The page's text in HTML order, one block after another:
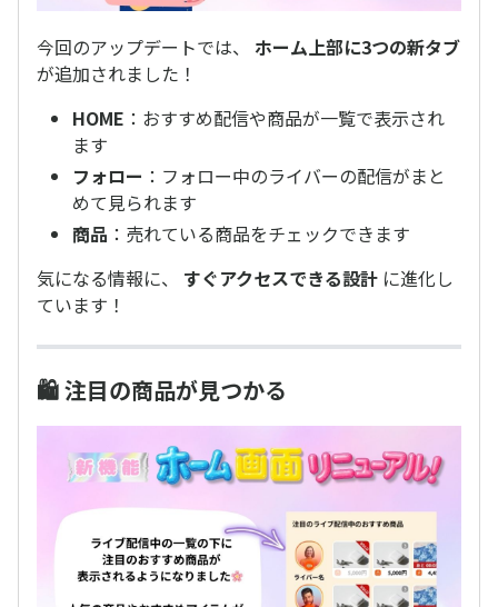
今回のアップデートでは、 ホーム上部に3つの新タブ
が追加されました！
HOME ：おすすめ配信や商品が一覧で表示され
ます
フォロー ：フォロー中のライバーの配信がまと
めて見られます
商品 ：売れている商品をチェックできます
気になる情報に、 すぐアクセスできる設計 に進化し
ています！
🛍 注目の商品が見つかる